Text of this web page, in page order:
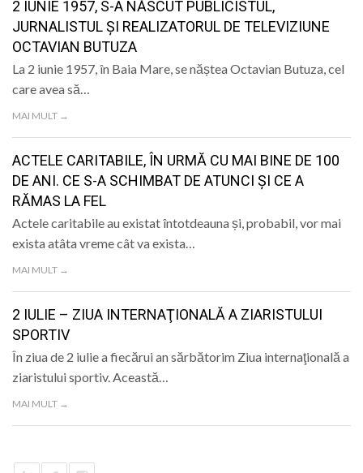
2 IUNIE 1957, S-A NĂSCUT PUBLICISTUL,
JURNALISTUL ȘI REALIZATORUL DE TELEVIZIUNE
OCTAVIAN BUTUZA
La 2 iunie 1957, în Baia Mare, se năștea Octavian Butuza, cel
care avea să…
MAI MULT →
ACTELE CARITABILE, ÎN URMĂ CU MAI BINE DE 100
DE ANI. CE S-A SCHIMBAT DE ATUNCI ȘI CE A
RĂMAS LA FEL
Actele caritabile au existat întotdeauna și, probabil, vor mai
exista atâta vreme cât va exista…
MAI MULT →
2 IULIE – ZIUA INTERNAŢIONALĂ A ZIARISTULUI
SPORTIV
În ziua de 2 iulie a fiecărui an sărbătorim Ziua internaţională a
ziaristului sportiv. Această…
MAI MULT →